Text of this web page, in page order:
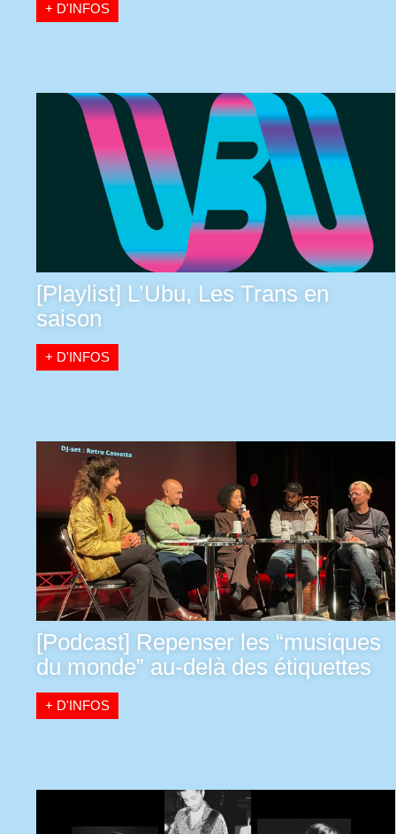
+ D'INFOS
[Playlist] L’Ubu, Les Trans en
saison
+ D'INFOS
[Podcast] Repenser les “musiques
du monde” au-delà des étiquettes
+ D'INFOS